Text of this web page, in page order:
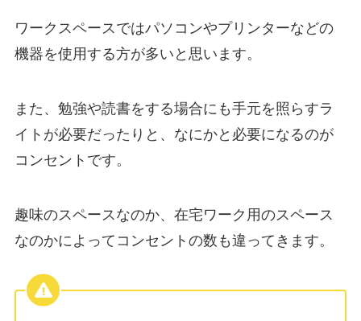
ワークスペースではパソコンやプリンターなどの
機器を使用する方が多いと思います。
また、勉強や読書をする場合にも手元を照らすラ
イトが必要だったりと、なにかと必要になるのが
コンセントです。
趣味のスペースなのか、在宅ワーク用のスペース
なのかによってコンセントの数も違ってきます。